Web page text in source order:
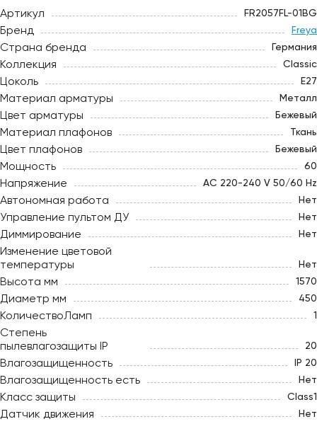
Артикул FR2057FL-01BG
Бренд Freya
Страна бренда Германия
Коллекция Classic
Цоколь E27
Материал арматуры Металл
Цвет арматуры Бежевый
Материал плафонов Ткань
Цвет плафонов Бежевый
Мощность 60
Напряжение AC 220-240 V 50/60 Hz
Автономная работа Нет
Управление пультом ДУ Нет
Диммирование Нет
Изменение цветовой
температуры
Нет
Высота мм 1570
Диаметр мм 450
КоличествоЛамп 1
Степень
пылевлагозащиты IP
20
Влагозащищенность IP 20
Влагозащищенность есть Нет
Класс защиты Class1
Датчик движения Нет